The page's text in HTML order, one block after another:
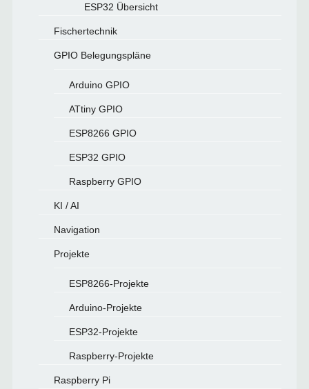
ESP32 Übersicht
Fischertechnik
GPIO Belegungspläne
Arduino GPIO
ATtiny GPIO
ESP8266 GPIO
ESP32 GPIO
Raspberry GPIO
KI / AI
Navigation
Projekte
ESP8266-Projekte
Arduino-Projekte
ESP32-Projekte
Raspberry-Projekte
Raspberry Pi